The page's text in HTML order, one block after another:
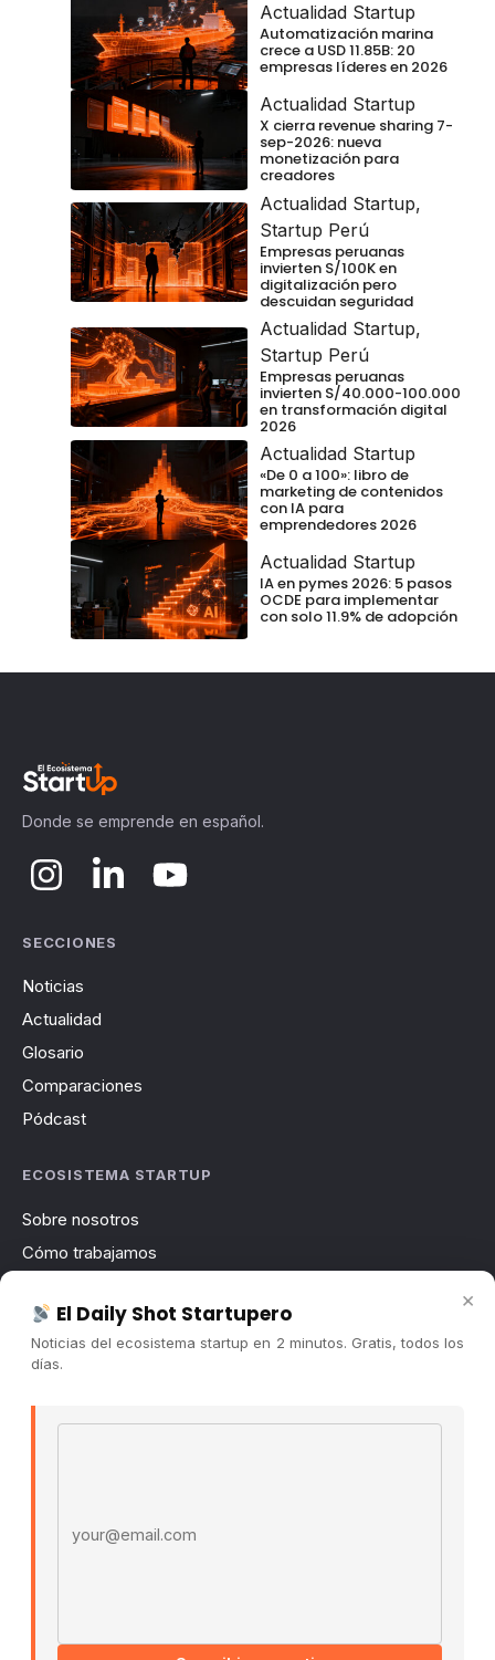
Actualidad Startup
Automatización marina
crece a USD 11.85B: 20
empresas líderes en 2026
Actualidad Startup
X cierra revenue sharing 7-
sep-2026: nueva
monetización para
creadores
Actualidad Startup,
Startup Perú
Empresas peruanas
invierten S/100K en
digitalización pero
descuidan seguridad
Actualidad Startup,
Startup Perú
Empresas peruanas
invierten S/40.000-100.000
en transformación digital
2026
Actualidad Startup
«De 0 a 100»: libro de
marketing de contenidos
con IA para
emprendedores 2026
Actualidad Startup
IA en pymes 2026: 5 pasos
OCDE para implementar
con solo 11.9% de adopción
Donde se emprende en español.
SECCIONES
Noticias
Actualidad
Glosario
Comparaciones
Pódcast
ECOSISTEMA STARTUP
Sobre nosotros
Cómo trabajamos
Contacto
Publicidad
×
El Daily Shot Startupero
Noticias del ecosistema startup en 2 minutos. Gratis, todos los
días.